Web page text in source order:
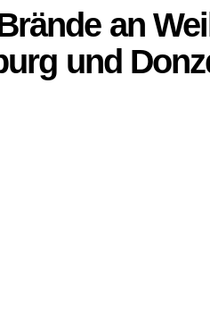
an
und